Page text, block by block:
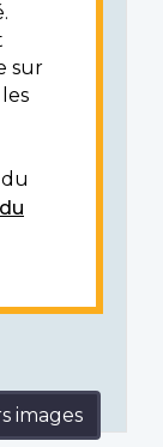
sur
images